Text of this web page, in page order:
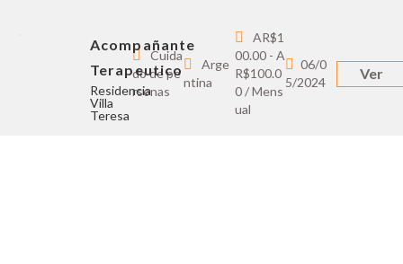
Acompañante
Terapeutico
Residencia
Villa
Teresa
Cuida
do de pe
rsonas
Arge
ntina
AR$1
00.00 - A
R$100.0
0 / Mens
ual
06/0
5/2024
Ver